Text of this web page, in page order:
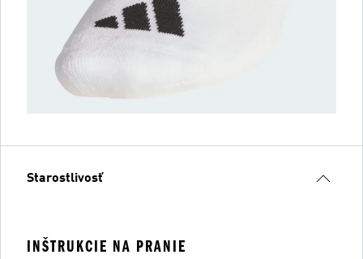
Starostlivosť
INŠTRUKCIE NA PRANIE